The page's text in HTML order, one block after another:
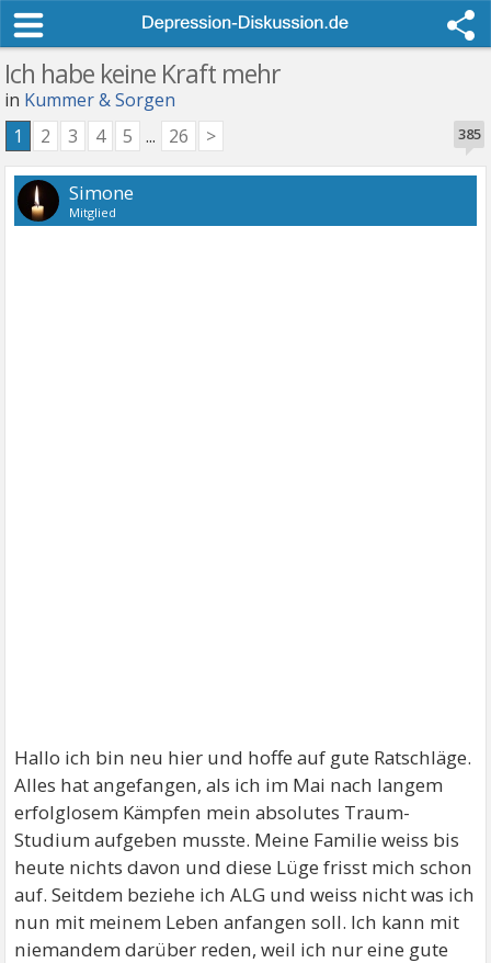
Ich habe keine Kraft mehr
in Kummer & Sorgen
385
1 2 3 4 5 ... 26 >
Simone
Mitglied
Hallo ich bin neu hier und hoffe auf gute Ratschläge.
Alles hat angefangen, als ich im Mai nach langem
erfolglosem Kämpfen mein absolutes Traum-
Studium aufgeben musste. Meine Familie weiss bis
heute nichts davon und diese Lüge frisst mich schon
auf. Seitdem beziehe ich ALG und weiss nicht was ich
nun mit meinem Leben anfangen soll. Ich kann mit
niemandem darüber reden, weil ich nur eine gute